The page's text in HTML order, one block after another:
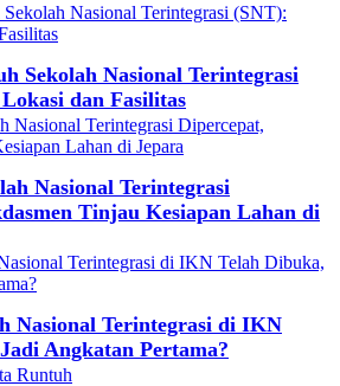
Sekolah Nasional Terintegrasi
dan Fasilitas
Nasional Terintegrasi
Tinjau Kesiapan Lahan di
Nasional Terintegrasi di IKN
Angkatan Pertama?